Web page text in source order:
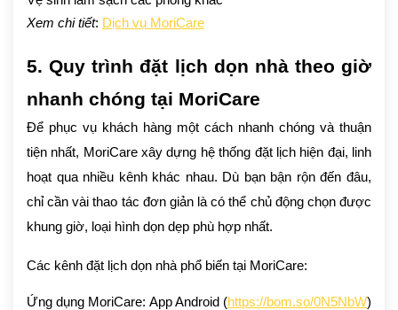
Xem chi tiết: Dịch vụ MoriCare
5. Quy trình đặt lịch dọn nhà theo giờ
nhanh chóng tại MoriCare
Để phục vụ khách hàng một cách nhanh chóng và thuận
tiện nhất, MoriCare xây dựng hệ thống đặt lịch hiện đại, linh
hoạt qua nhiều kênh khác nhau. Dù bạn bận rộn đến đâu,
chỉ cần vài thao tác đơn giản là có thể chủ động chọn được
khung giờ, loại hình dọn dẹp phù hợp nhất.
Các kênh đặt lịch dọn nhà phổ biến tại MoriCare:
Ứng dụng MoriCare: App Android (https://bom.so/0N5NbW)